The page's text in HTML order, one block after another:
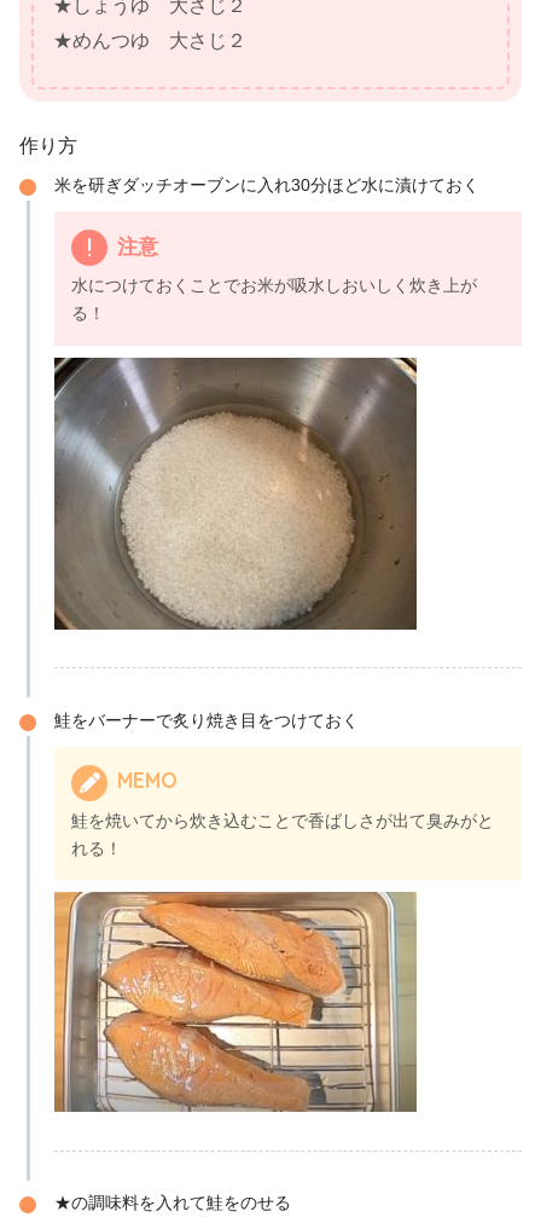
★しょうゆ 大さじ２
★めんつゆ 大さじ２
作り方
米を研ぎダッチオーブンに入れ30分ほど水に漬けておく
注意
水につけておくことでお米が吸水しおいしく炊き上が
る！
鮭をバーナーで炙り焼き目をつけておく
MEMO
鮭を焼いてから炊き込むことで香ばしさが出て臭みがと
れる！
★の調味料を入れて鮭をのせる